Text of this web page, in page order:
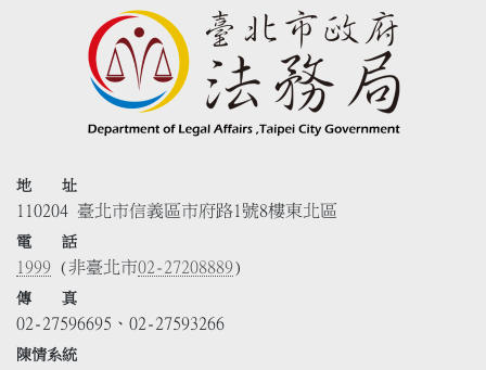
地 址
110204 臺北市信義區市府路1號8樓東北區
電 話
1999 (非臺北市02-27208889)
傳 真
02-27596695、02-27593266
陳情系統